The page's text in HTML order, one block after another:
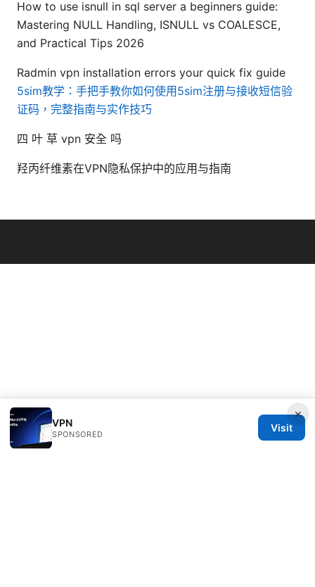
How to use isnull in sql server a beginners guide:
Mastering NULL Handling, ISNULL vs COALESCE,
and Practical Tips 2026
Radmin vpn installation errors your quick fix guide
5sim教学：手把手教你如何使用5sim注册与接收短信验
证码，完整指南与实作技巧
四 叶 草 vpn 安全 吗
羟丙纤维素在VPN隐私保护中的应用与指南
×
VPN
SPONSORED
Visit